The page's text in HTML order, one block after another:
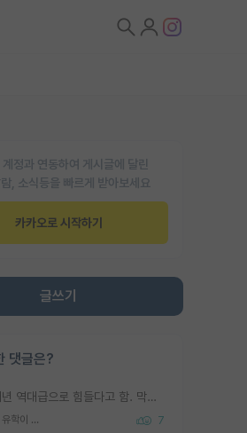
계정과 연동하여 게시글에 달린
, 소식등을 빠르게 받아보세요
카카오로 시작하기
글쓰기
댓글은?
ㅋㅋ 뭔 매년 역대급으로 힘들다고 함. 막상 보면 별로 변한건 없음.
미박 탑스쿨 유학이 빡세진 이유 7